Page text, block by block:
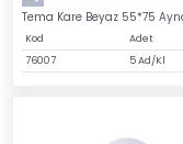
Tema Kare Beyaz 55*75
Kod
Adet
76007
5 Ad/Kl